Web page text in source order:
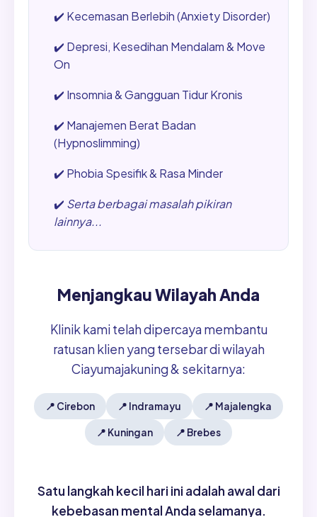
✔️ Kecemasan Berlebih (Anxiety Disorder)
✔️ Depresi, Kesedihan Mendalam & Move
On
✔️ Insomnia & Gangguan Tidur Kronis
✔️ Manajemen Berat Badan
(Hypnoslimming)
✔️ Phobia Spesifik & Rasa Minder
✔️ Serta berbagai masalah pikiran
lainnya...
Menjangkau Wilayah Anda
Klinik kami telah dipercaya membantu
ratusan klien yang tersebar di wilayah
Ciayumajakuning & sekitarnya:
📍 Cirebon 📍 Indramayu 📍 Majalengka
📍 Kuningan 📍 Brebes
Satu langkah kecil hari ini adalah awal dari
kebebasan mental Anda selamanya.